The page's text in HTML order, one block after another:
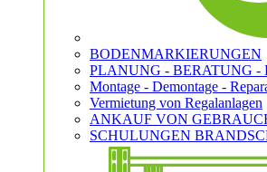
BODENMARKIERUNGEN
PLANUNG - BERATUNG -
Montage - Demontage -
Vermietung von Regalanlagen
ANKAUF VON
SCHULUNGEN